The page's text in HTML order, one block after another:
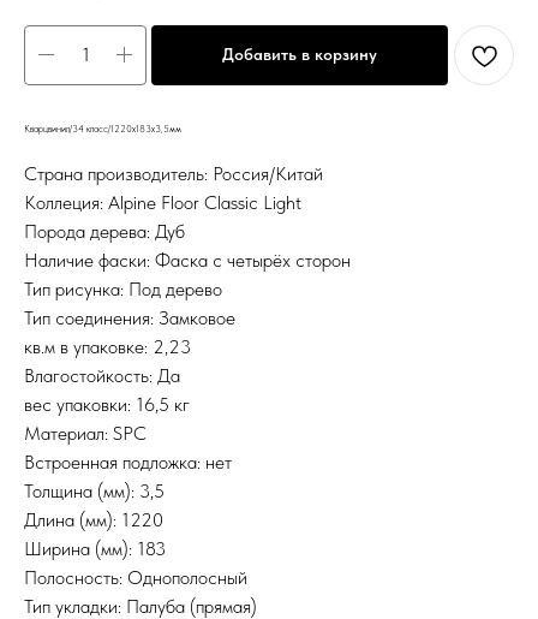
Добавить в корзину
Кварцвинил/34 класс/1220х183х3,5мм
Страна производитель: Россия/Китай
Коллеция: Alpine Floor Classic Light
Порода дерева: Дуб
Наличие фаски: Фаска с четырёх сторон
Тип рисунка: Под дерево
Тип соединения: Замковое
кв.м в упаковке: 2,23
Влагостойкость: Да
вес упаковки: 16,5 кг
Материал: SPC
Встроенная подложка: нет
Толщина (мм): 3,5
Длина (мм): 1220
Ширина (мм): 183
Полосность: Однополосный
Тип укладки: Палуба (прямая)